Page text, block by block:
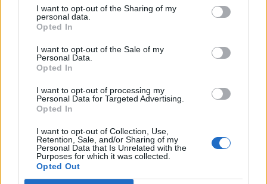
I want to opt-out of the Sharing of my
personal data.
Opted In
I want to opt-out of the Sale of my
Personal Data.
Opted In
I want to opt-out of processing my
Personal Data for Targeted Advertising.
Opted In
I want to opt-out of Collection, Use,
Retention, Sale, and/or Sharing of my
Personal Data that Is Unrelated with the
Purposes for which it was collected.
Opted Out
ARTIGOS RELACIONADOSMAIS DO AUTOR
Deputados do PSD saúdam Banda
Sinfónica da ARMAB pelo 1º lugar no
certame internacional de Valência